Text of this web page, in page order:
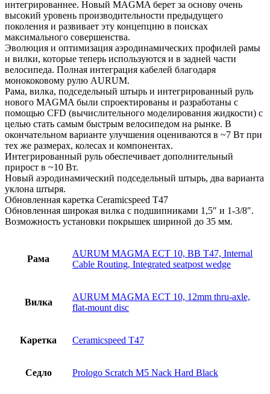
интегрированнее. Новый MAGMA берет за основу очень
высокий уровень производительности предыдущего
поколения и развивает эту концепцию в поисках
максимального совершенства.
Эволюция и оптимизация аэродинамических профилей рамы
и вилки, которые теперь используются и в задней части
велосипеда. Полная интеграция кабелей благодаря
монококовому рулю AURUM.
Рама, вилка, подседельный штырь и интегрированный руль
нового MAGMA были спроектированы и разработаны с
помощью CFD (вычислительного моделирования жидкости) с
целью стать самым быстрым велосипедом на рынке. В
окончательном варианте улучшения оцениваются в ~7 Вт при
тех же размерах, колесах и компонентах.
Интегрированный руль обеспечивает дополнительный
прирост в ~10 Вт.
Новый аэродинамический подседельный штырь, два варианта
уклона штыря.
Обновленная каретка Ceramicspeed T47
Обновленная широкая вилка с подшипниками 1,5″ и 1-3/8″.
Возможность установки покрышек шириной до 35 мм.
Рама
AURUM MAGMA ECT 10, BB T47, Internal
Cable Routing, Integrated seatpost wedge
Вилка
AURUM MAGMA ECT 10, 12mm thru-axle,
flat-mount disc
Каретка Ceramicspeed T47
Седло Prologo Scratch M5 Nack Hard Black